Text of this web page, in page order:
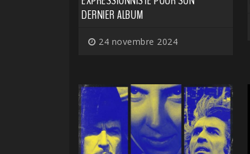
DERNIER ALBUM
24 novembre 2024